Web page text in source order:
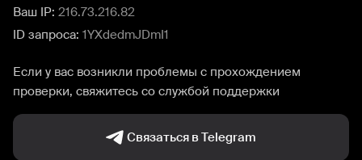
Ваш IP: 216.73.216.82
ID запроса: 1YXdedmJDmI1
Если у вас возникли проблемы с прохождением
проверки, свяжитесь со службой поддержки
Связаться в Telegram